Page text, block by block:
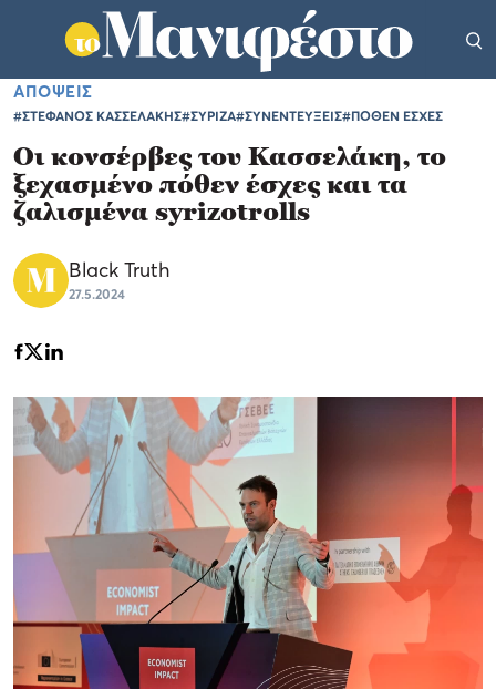
ΑΠΟΨΕΙΣ
#ΣΤΕΦΑΝΟΣ ΚΑΣΣΕΛΑΚΗΣ#ΣΥΡΙΖΑ#ΣΥΝΕΝΤΕΥΞΕΙΣ#ΠΟΘΕΝ ΕΣΧΕΣ
Οι κονσέρβες του Κασσελάκη, το
ξεχασμένο πόθεν έσχες και τα
ζαλισμένα syrizotrolls
Black Truth
27.5.2024